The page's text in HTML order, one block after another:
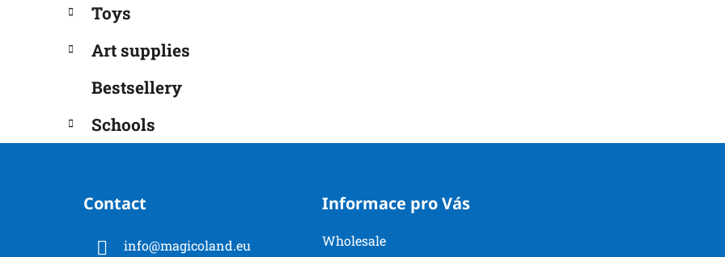
Toys
Art supplies
Bestsellery
Schools
Contact
info@magicoland.eu
Informace pro Vás
Wholesale